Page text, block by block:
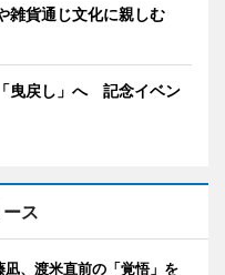
貨通じ文化に親しむ
曳戻し」へ 記念イベン
ス
凪、渡米直前の「覚悟」を